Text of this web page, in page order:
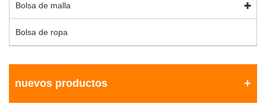
Bolsa de malla
Bolsa de ropa
nuevos productos